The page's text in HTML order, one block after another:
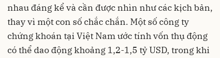
nhau đáng kể và cần được nhìn như các kịch bản,
thay vì một con số chắc chắn. Một số công ty
chứng khoán tại Việt Nam ước tính vốn thụ động
có thể dao động khoảng 1,2-1,5 tỷ USD, trong khi